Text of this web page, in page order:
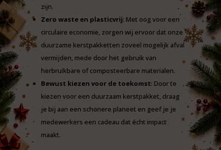
zijn.
Zero waste en plasticvrij: Met oog voor een
circulaire economie, zorgen wij ervoor dat onze
duurzame kerstpakketten zoveel mogelijk afval
vermijden, mede door het gebruik van
herbruikbare of composteerbare materialen.
Bewust kiezen voor de toekomst: Door te
kiezen voor een duurzaam kerstpakket, draag
je bij aan een schonere planeet en geef je je
medewerkers een cadeau dat écht impact
maakt.